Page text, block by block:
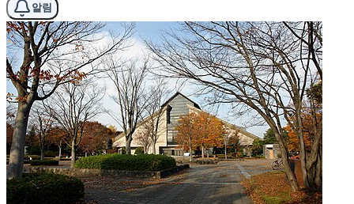
알림